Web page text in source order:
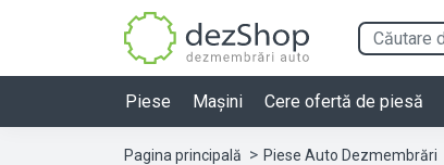
Piese Mașini Cere ofertă de piesă
Pagina principală Piese Auto Dezmembrări